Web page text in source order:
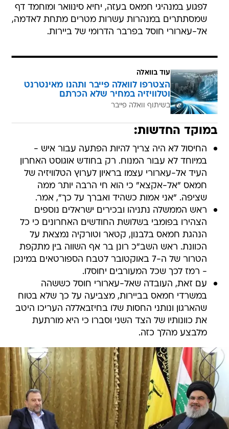
לפגוע במנהיגי חמאס בעזה, יחיא סינוואר ומוחמד דף
שמסתתרים במנהרות עשרות מטרים מתחת לאדמה,
אל-עארורי חוסל בפרבר הדרומי של ביירות.
עוד בוואלה
הצטרפו לוואלה פייבר ותהנו מאינטרנט
וטלוויזיה במחיר שלא הכרתם
בשיתוף וואלה פייבר
במוקד החדשות:
החיסול לא היה צריך להיות הפתעה עבור איש -
במיוחד לא עבור המנוח. רק בחודש אוגוסט האחרון
העיד אל-עארורי עצמו בראיון לערוץ הטלוויזיה של
חמאס "אל-אקצא" כי הוא חי הרבה יותר ממה
שציפה. "אני אמות כשהיד ואברך על כך", אמר.
ראש הממשלה נתניהו ובכירים ישראלים נוספים
הצהירו בפומבי בשלושת החודשים האחרונים כי כל
הנהגת חמאס בלבנון, קטאר וטורקיה נמצאת על
הכוונת. ראש השב"כ רונן בר אף השווה בין מתקפת
הטרור של ה-7 באוקטובר לטבח הספורטאים במינכן
- רמז לכך שכל המעורבים יחוסלו.
עם זאת, העובדה שאל-עארורי חוסל כששהה
במשרדי חמאס בביירות, מצביעה על כך שלא בטוח
שהארגון ונותני החסות שלו בחיזבאללה העריכו היטב
את כוונותיו של הצד השני וסברו כי היא מורתעת
מלבצע מהלך כזה.